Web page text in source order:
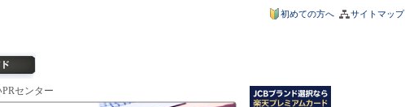
サイトマップ
初めての方へ
センター